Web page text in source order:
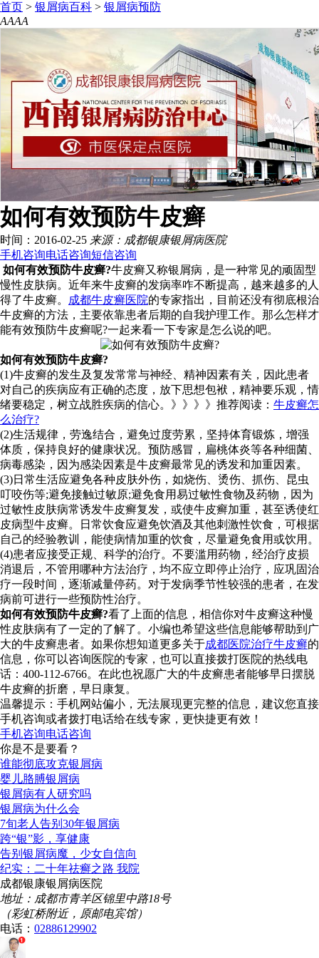
首页 > 银屑病百科 > 银屑病预防
AAAA
如何有效预防牛皮癣
时间：2016-02-25 来源：成都银康银屑病医院
手机咨询电话咨询短信咨询
如何有效预防牛皮癣?牛皮癣又称银屑病，是一种常见的顽固型
慢性皮肤病。近年来牛皮癣的发病率咋不断提高，越来越多的人
得了牛皮癣。
成都牛皮癣医院的专家指出，目前还没有彻底根治
牛皮癣的方法，主要依靠患者后期的自我护理工作。那么怎样才
能有效预防牛皮癣呢?一起来看一下专家是怎么说的吧。
如何有效预防牛皮癣?
(1)牛皮癣的发生及复发常常与神经、精神因素有关，因此患者
对自己的疾病应有正确的态度，放下思想包袱，精神要乐观，情
绪要稳定，树立战胜疾病的信心。》》》》推荐阅读： 牛皮癣怎
么治疗?
(2)生活规律，劳逸结合，避免过度劳累，坚持体育锻炼，增强
体质，保持良好的健康状况。预防感冒，扁桃体炎等各种细菌、
病毒感染，因为感染因素是牛皮癣最常见的诱发和加重因素。
(3)日常生活应避免各种皮肤外伤，如烧伤、烫伤、抓伤、昆虫
叮咬伤等;避免接触过敏原;避免食用易过敏性食物及药物，因为
过敏性皮肤病常诱发牛皮癣复发，或使牛皮癣加重，甚至诱使红
皮病型牛皮癣。日常饮食应避免饮酒及其他刺激性饮食，可根据
自己的经验教训，能使病情加重的饮食，尽量避免食用或饮用。
(4)患者应接受正规、科学的治疗。不要滥用药物，经治疗皮损
消退后，不管用哪种方法治疗，均不应立即停止治疗，应巩固治
疗一段时间，逐渐减量停药。对于发病季节性较强的患者，在发
病前可进行一些预防性治疗。
如何有效预防牛皮癣?看了上面的信息，相信你对牛皮癣这种慢
性皮肤病有了一定的了解了。小编也希望这些信息能够帮助到广
大的牛皮癣患者。如果你想知道更多关于成都医院治疗牛皮癣的
信息，你可以咨询医院的专家，也可以直接拨打医院的热线电
话：400-112-6766。在此也祝愿广大的牛皮癣患者能够早日摆脱
牛皮癣的折磨，早日康复。
温馨提示：手机网站偏小，无法展现更完整的信息，建议您直接
手机咨询或者拨打电话给在线专家，更快捷更有效！
手机咨询电话咨询
你是不是要看？
谁能彻底攻克银屑病
婴儿胳膊银屑病
银屑病有人研究吗
银屑病为什么会
7旬老人告别30年银屑病
跨“银”影，享健康
告别银屑病魔，少女自信向
纪实：二十年祛癣之路 我院
成都银康银屑病医院
地址：成都市青羊区锦里中路18号
（彩虹桥附近，原邮电宾馆）
电话： 02886129902